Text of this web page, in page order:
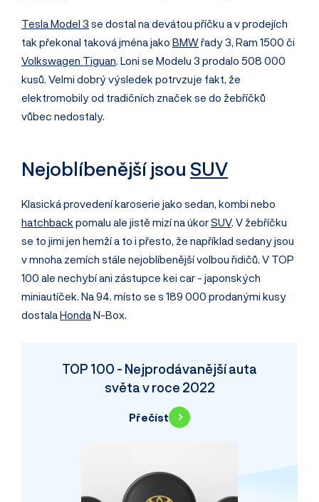
Tesla Model 3 se dostal na devátou příčku a v prodejích
tak překonal taková jména jako BMWřady 3, Ram 1500 či
Volkswagen Tiguan . Loni se Modelu 3 prodalo 508 000
kusů. Velmi dobrý výsledek potrvzuje fakt, že
elektromobily od tradičních značek se do žebříčků
vůbec nedostaly.
Nejoblíbenější jsou SUV
Klasická provedení karoserie jako sedan, kombi nebo
hatchback pomalu ale jistě mizí na úkorSUV. V žebříčku
se to jimi jen hemží a to i přesto, že například sedany jsou
v mnoha zemích stále nejoblíbenější volbou řidičů. V TOP
100 ale nechybí ani zástupce kei car - japonských
miniautíček. Na 94. místo se s 189 000 prodanými kusy
dostala Honda N-Box.
TOP 100 - Nejprodávanější auta
světa v roce 2022
Přečíst